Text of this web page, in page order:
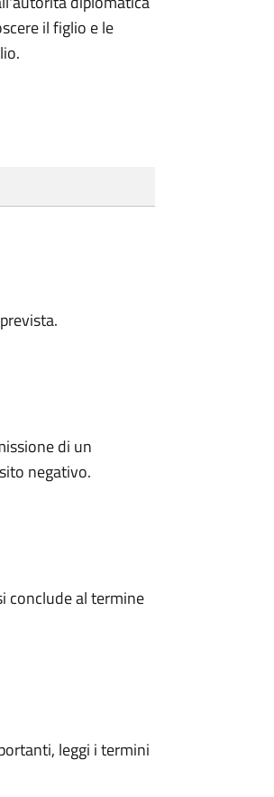
il figlio e le
di un
negativo.
conclude al termine
leggi i termini